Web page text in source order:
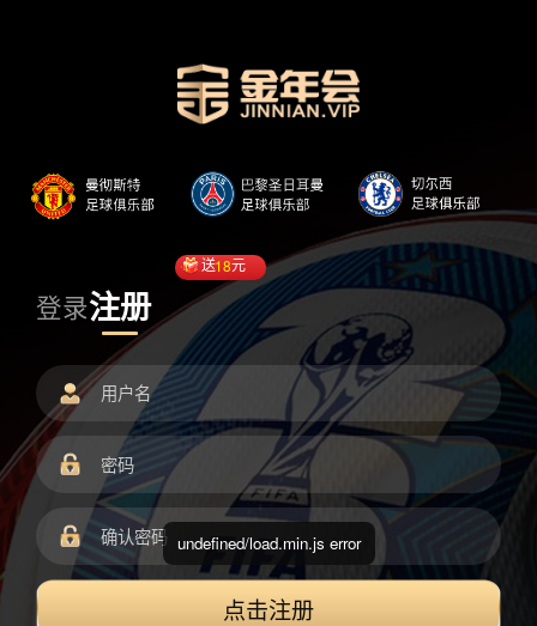
登录注册
送18元
点击注册
undefined/load.min.js error